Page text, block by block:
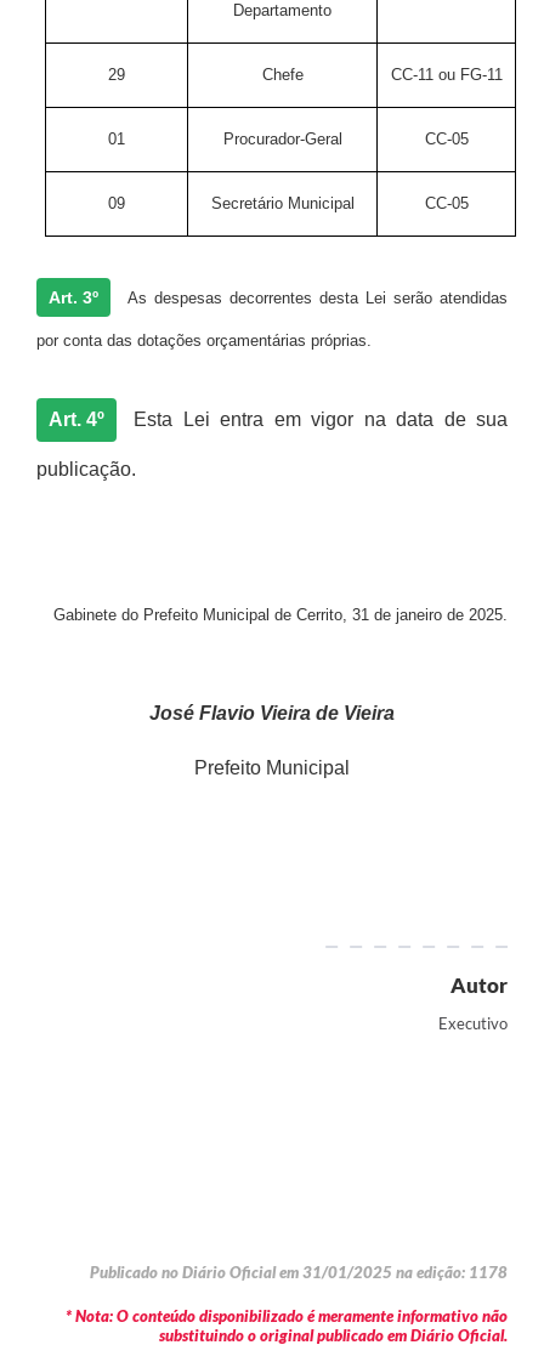
Departamento
29 Chefe CC-11 ou FG-11
01 Procurador-Geral CC-05
09 Secretário Municipal CC-05
Art. 3º As despesas decorrentes desta Lei serão atendidas
por conta das dotações orçamentárias próprias.
Art. 4º Esta Lei entra em vigor na data de sua
publicação.
Gabinete do Prefeito Municipal de Cerrito, 31 de janeiro de 2025.
José Flavio Vieira de Vieira
Prefeito Municipal
Autor
Executivo
Publicado no Diário Oficial em 31/01/2025 na edição: 1178
* Nota: O conteúdo disponibilizado é meramente informativo não
substituindo o original publicado em Diário Oficial.